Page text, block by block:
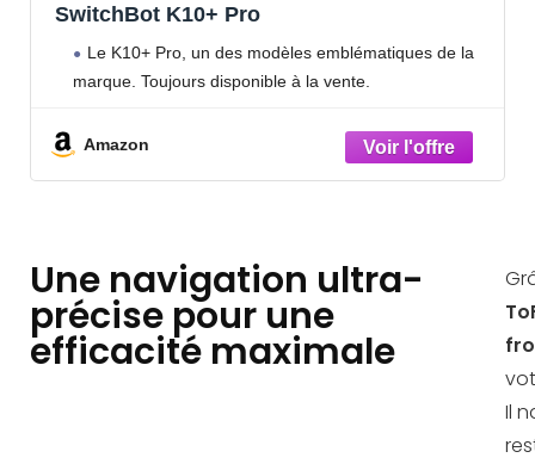
SwitchBot K10+ Pro
Le K10+ Pro, un des modèles emblématiques de la
marque. Toujours disponible à la vente.
Amazon
Une navigation ultra-
précise pour une
efficacité maximale
Il